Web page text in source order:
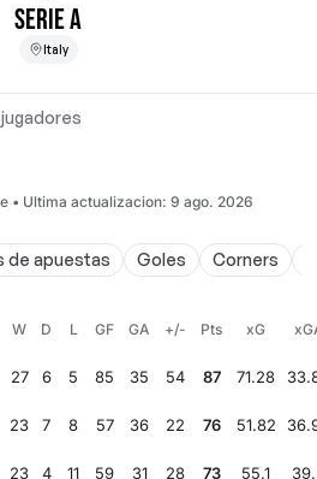
SERIE A
Italy
• Ultima actualizacion: 9 ago. 2026
de apuestas Goles Corners
W D L GF GA +/- Pts xG
27 6 5 85 35 54 87 71.28
23 7 8 57 36 22 76 51.82
23 4 11 59 31 28 73 55.1